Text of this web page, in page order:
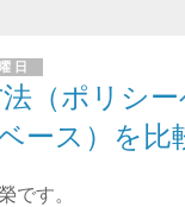
日
（ポリシー
ース）を比
です。